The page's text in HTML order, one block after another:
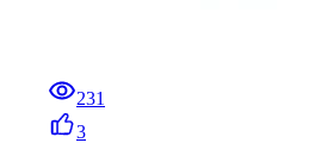
231
3